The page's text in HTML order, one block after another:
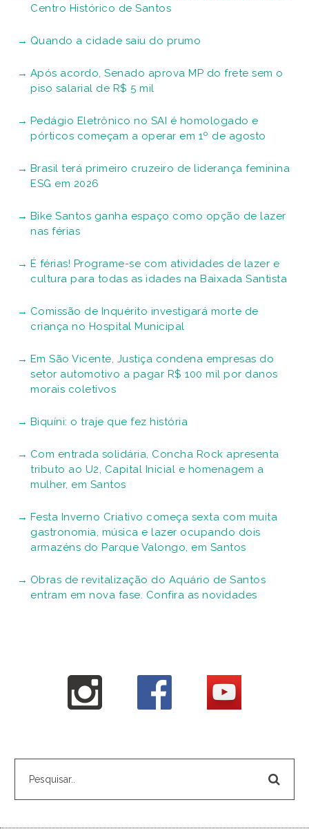
Centro Histórico de Santos
Quando a cidade saiu do prumo
Após acordo, Senado aprova MP do frete sem o
piso salarial de R$ 5 mil
Pedágio Eletrônico no SAI é homologado e
pórticos começam a operar em 1º de agosto
Brasil terá primeiro cruzeiro de liderança feminina
ESG em 2026
Bike Santos ganha espaço como opção de lazer
nas férias
É férias! Programe-se com atividades de lazer e
cultura para todas as idades na Baixada Santista
Comissão de Inquérito investigará morte de
criança no Hospital Municipal
Em São Vicente, Justiça condena empresas do
setor automotivo a pagar R$ 100 mil por danos
morais coletivos
Biquíni: o traje que fez história
Com entrada solidária, Concha Rock apresenta
tributo ao U2, Capital Inicial e homenagem a
mulher, em Santos
Festa Inverno Criativo começa sexta com muita
gastronomia, música e lazer ocupando dois
armazéns do Parque Valongo, em Santos
Obras de revitalização do Aquário de Santos
entram em nova fase. Confira as novidades